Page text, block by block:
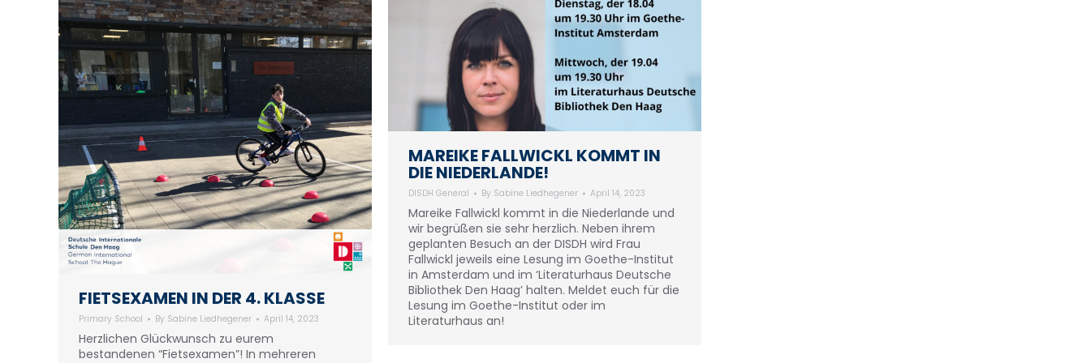
FIETSEXAMEN IN DER 4. KLASSE
Primary School By Sabine Liedhegener April 14, 2023
Herzlichen Glückwunsch zu eurem
bestandenen “Fietsexamen”! In mehreren
MAREIKE FALLWICKL KOMMT IN
DIE NIEDERLANDE!
DISDH General By Sabine Liedhegener April 14, 2023
Mareike Fallwickl kommt in die Niederlande und
wir begrüßen sie sehr herzlich. Neben ihrem
geplanten Besuch an der DISDH wird Frau
Fallwickl jeweils eine Lesung im Goethe-Institut
in Amsterdam und im ‘Literaturhaus Deutsche
Bibliothek Den Haag’ halten. Meldet euch für die
Lesung im Goethe-Institut oder im
Literaturhaus an!